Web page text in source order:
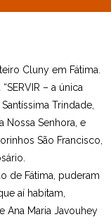
Cluny em Fátima.
– a única
Trindade,
Nossa Senhora, e
São Francisco,
de Fátima, puderam
aí habitam,
Maria Javouhey